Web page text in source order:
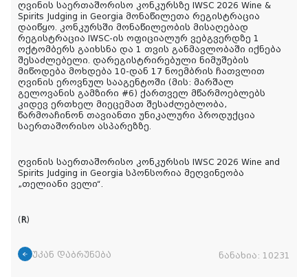
ღვინის საერთაშორისო კონკურსზე IWSC 2026 Wine &
Spirits Judging in Georgia მონაწილეთა რეგისტრაცია
დაიწყო. კონკურსში მონაწილეობის მისაღებად
რეგისტრაცია IWSC-ის ოფიციალურ ვებგვერდზე 1
ოქტომბერს გაიხსნა და 1 თვის განმავლობაში იქნება
შესაძლებელი. დარეგისტრირებული ნიმუშების
მიწოდება მოხდება 10-დან 17 ნოემბრის ჩათვლით
ღვინის ეროვნულ სააგენტოში (მის: მარშალ
გელოვანის გამზირი #6) ქართველ მწარმოებლებს
კიდევ ერთხელ მიეცემათ შესაძლებლობა,
წარმოაჩინონ თავიანთი უნიკალური პროდუქცია
საერთაშორისო ასპარეზზე.
ღვინის საერთაშორისო კონკურსის IWSC 2026 Wine and
Spirits Judging in Georgia სპონსორია მეღვინეობა
„თელიანი ველი“.
( R)
უკან დაბრუნება ნანახია: 10231